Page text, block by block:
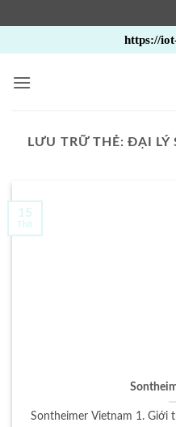
qua
nội
https://
LƯU TRỮ THẺ:ĐẠI LÝ
Sontheimer Vietnam 1. Giới
15
Th8